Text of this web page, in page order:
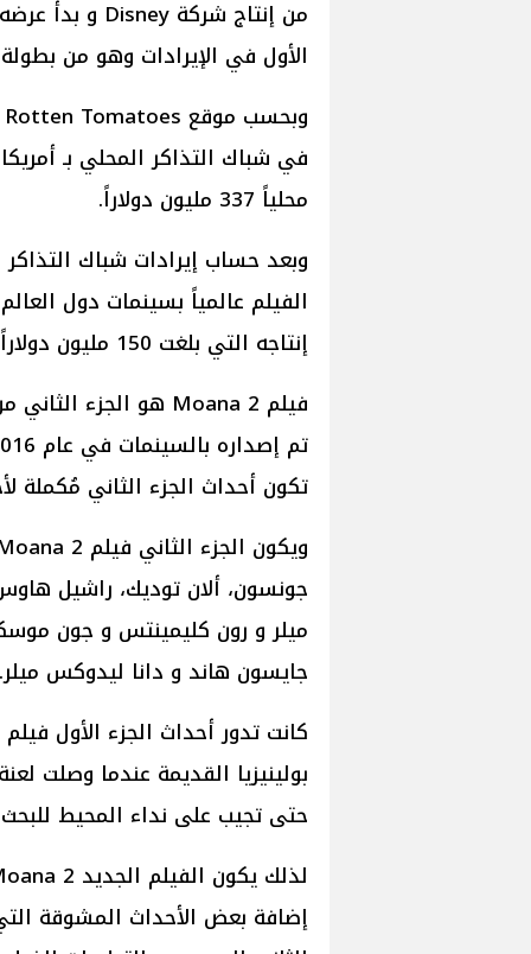
الأول في الإيرادات وهو من
في شباك التذاكر المحلي بـ
محلياً 337 مليون دولاراً.
إنتاجه التي بلغت 150 مليون دولاراً فقط.
تكون أحداث الجزء الثاني مُكملة
جونسون، ألان توديك، راشيل
ميلر و رون كليمينتس و جون
جايسون هاند و دانا ليدوكس ميلر.
بولينيزيا القديمة عندما وصلت
حتى تجيب على نداء المحيط
إضافة بعض الأحداث المشوقة